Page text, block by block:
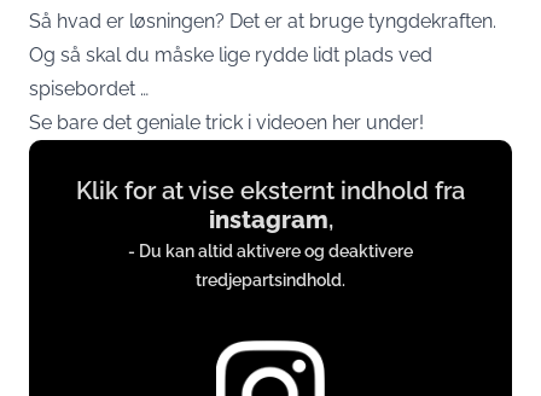
Så hvad er løsningen? Det er at bruge tyngdekraften.
Og så skal du måske lige rydde lidt plads ved
spisebordet …
Se bare det geniale trick i videoen her under!
Display
content
instagram.com
Klik for at vise eksternt indhold fra
instagram,
- Du kan altid aktivere og deaktivere
tredjepartsindhold.